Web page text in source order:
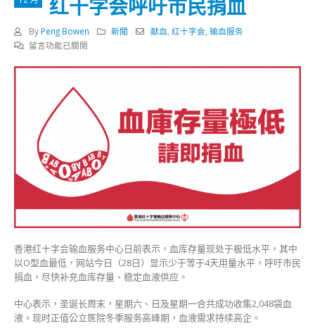
红十字会呼吁市民捐血
By Peng Bowen 新聞 献血,红十字会,输血服务
在
平
港
红
十
字
会
呼
吁
市
民
留言功能已關閉
香港红十字会输血服务中心日前表示，血库存量现处于极低水平，其中
以O型血最低，网站今日（28日）显示少于等于4天用量水平，呼吁市民
捐血，尽快补充血库存量、稳定血液供应。
中心表示，圣诞长周末，星期六、日及星期一合共成功收集2,048袋血
液。现时正值公立医院冬季服务高峰期，血液需求持续高企。